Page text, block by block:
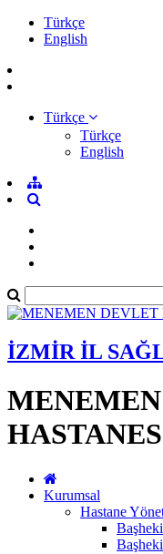
Türkçe
English
Türkçe
Türkçe
English
İZMİR İL
Kurumsal
Hastane